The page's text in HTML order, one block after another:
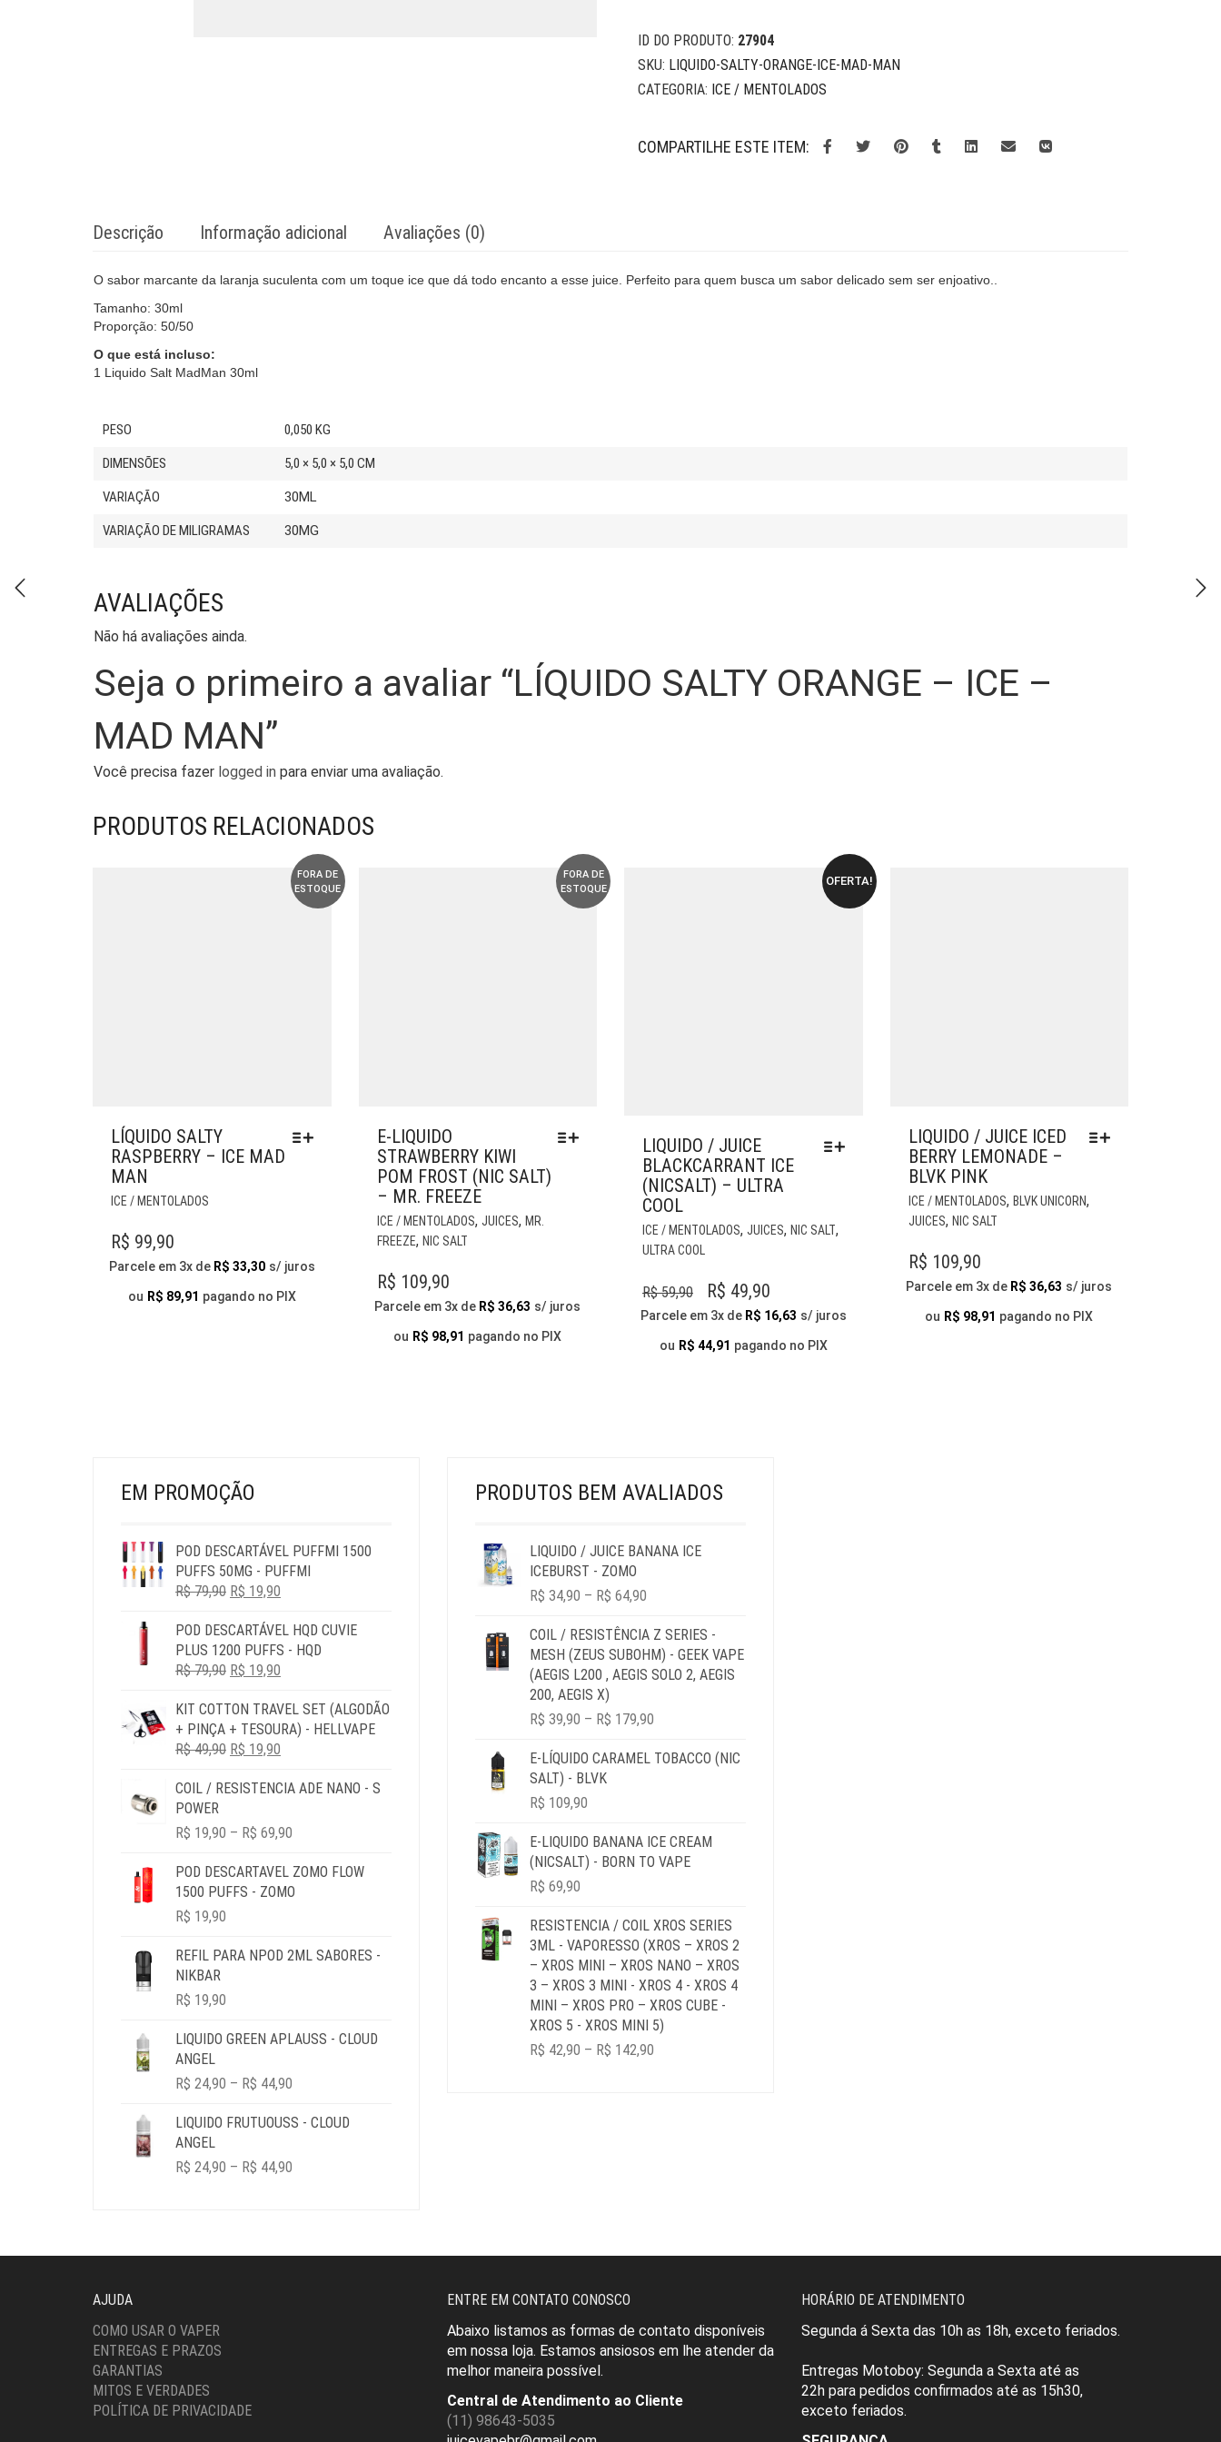
ID DO PRODUTO: 27904
SKU: LIQUIDO-SALTY-ORANGE-ICE-MAD-MAN
CATEGORIA: ICE / MENTOLADOS
COMPARTILHE ESTE ITEM:
Descrição Informação adicional Avaliações (0)
O sabor marcante da laranja suculenta com um toque ice que dá todo encanto a esse juice. Perfeito para quem busca um sabor delicado sem ser enjoativo..
Tamanho: 30ml
Proporção: 50/50
O que está incluso:
1 Liquido Salt MadMan 30ml
PESO 0,050 KG
DIMENSÕES 5,0 × 5,0 × 5,0 CM
VARIAÇÃO 30ML
VARIAÇÃO DE MILIGRAMAS 30MG
AVALIAÇÕES
Não há avaliações ainda.
Seja o primeiro a avaliar “LÍQUIDO SALTY ORANGE – ICE –
MAD MAN”
Você precisa fazer logged in para enviar uma avaliação.
PRODUTOS RELACIONADOS
FORA DE
ESTOQUE
LÍQUIDO SALTY
RASPBERRY – ICE MAD
MAN
ICE / MENTOLADOS
VARIANTES.
AS
R$ 99,90
Parcele em 3x de R$ 33,30 s/ juros
ou R$ 89,91 pagando no PIX
FORA DE
ESTOQUE
E-LIQUIDO
STRAWBERRY KIWI
POM FROST (NIC SALT)
– MR. FREEZE
ICE / MENTOLADOS, JUICES, MR.
FREEZE, NIC SALT
VARIANTES.
AS
R$ 109,90
Parcele em 3x de R$ 36,63 s/ juros
ou R$ 98,91 pagando no PIX
OFERTA!
LIQUIDO / JUICE
BLACKCARRANT ICE
(NICSALT) – ULTRA
COOL
ICE / MENTOLADOS, JUICES, NIC SALT,
ULTRA COOL
AS
R$59,90
O
PREÇO
ORIGINAL
R$ 49,90
PREÇO
ATUAL
Parcele em 3x de R$ 16,63 s/ juros
ou R$ 44,91 pagando no PIX
LIQUIDO / JUICE ICED
BERRY LEMONADE –
BLVK PINK
ICE / MENTOLADOS, BLVK UNICORN,
JUICES, NIC SALT
AS
R$ 109,90
Parcele em 3x de R$ 36,63 s/ juros
ou R$ 98,91 pagando no PIX
EM PROMOÇÃO
POD DESCARTÁVEL PUFFMI 1500
PUFFS 50MG - PUFFMI
R$79,90 O
ORIGINAL
ERA:
R$ 79,90.
R$ 19,90
ATUAL
É:
POD DESCARTÁVEL HQD CUVIE
PLUS 1200 PUFFS - HQD
R$79,90 O
ORIGINAL
ERA:
R$ 79,90.
R$ 19,90
ATUAL
É:
KIT COTTON TRAVEL SET (ALGODÃO
+ PINÇA + TESOURA) - HELLVAPE
R$49,90 O
ORIGINAL
R$ 49,90.
R$ 19,90
ATUAL
R$ 19,90.
COIL / RESISTENCIA ADE NANO - S
POWER
R$ 19,90 – R$ 69,90
R$ 19,90
THROUGH
POD DESCARTAVEL ZOMO FLOW
1500 PUFFS - ZOMO
R$ 19,90
REFIL PARA NPOD 2ML SABORES -
NIKBAR
R$ 19,90
LIQUIDO GREEN APLAUSS - CLOUD
ANGEL
R$ 24,90 – R$ 44,90
R$ 24,90
LIQUIDO FRUTUOUSS - CLOUD
ANGEL
R$ 24,90 – R$ 44,90
PRODUTOS BEM AVALIADOS
LIQUIDO / JUICE BANANA ICE
ICEBURST - ZOMO
R$ 34,90 – R$ 64,90
R$ 34,90
THROUGH
R$ 64,90
COIL / RESISTÊNCIA Z SERIES -
MESH (ZEUS SUBOHM) - GEEK VAPE
(AEGIS L200 , AEGIS SOLO 2, AEGIS
200, AEGIS X)
R$ 39,90 – R$ 179,90
R$ 39,90
E-LÍQUIDO CARAMEL TOBACCO (NIC
SALT) - BLVK
R$ 109,90
E-LIQUIDO BANANA ICE CREAM
(NICSALT) - BORN TO VAPE
R$ 69,90
RESISTENCIA / COIL XROS SERIES
3ML - VAPORESSO (XROS – XROS 2
– XROS MINI – XROS NANO – XROS
3 – XROS 3 MINI - XROS 4 - XROS 4
MINI – XROS PRO – XROS CUBE -
XROS 5 - XROS MINI 5)
R$ 42,90 – R$ 142,90
AJUDA
COMO USAR O VAPER
ENTREGAS E PRAZOS
GARANTIAS
MITOS E VERDADES
POLÍTICA DE PRIVACIDADE
ENTRE EM CONTATO CONOSCO
Abaixo listamos as formas de contato disponíveis
em nossa loja. Estamos ansiosos em lhe atender da
melhor maneira possível.
Central de Atendimento ao Cliente
(11) 98643-5035
HORÁRIO DE ATENDIMENTO
Segunda á Sexta das 10h as 18h, exceto feriados.
Entregas Motoboy: Segunda a Sexta até as
22h para pedidos confirmados até as 15h30,
exceto feriados.